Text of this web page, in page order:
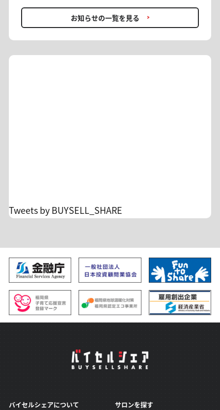
月数金額)の引落しがございます。 事務方にて入
会手続きが正常に完了したことが確認できた時点
で、初月分を0円(税込)へ変更いたします。 ＊お客
様のカード設定によっては「月跨ぎ返金」や「相
カデミー】では、現在入会キャンペーンを開催し
ております。 FXを始めたい方、プロの助言を取り
入れたい方、再入会をお考えの方… 投資助言でFX
を学びながら利益を追求していきませんか？ [概
要] 期間：6/10(水)〜6/14(日)23:59 1ヶ月契約：
できます。 孤独なトレードからの脱却/自分のトレ
お知らせの一覧を見る
Tweets by BUYSELL_SHARE
バイセルシェアについて サロンを探す